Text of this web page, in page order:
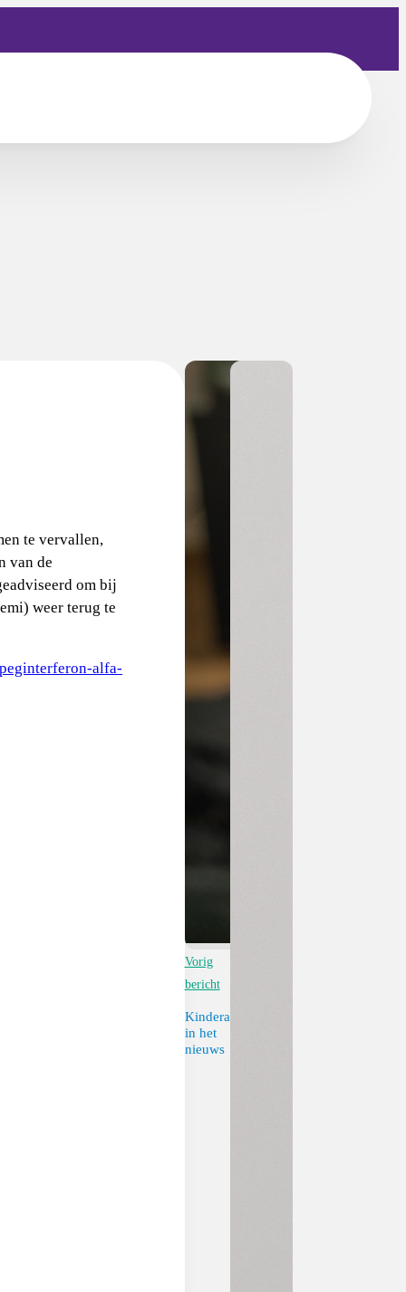
te vervallen,
van de
om bij
weer terug te
alfa-
Vorig
bericht
Kinderartsen
in het
nieuws